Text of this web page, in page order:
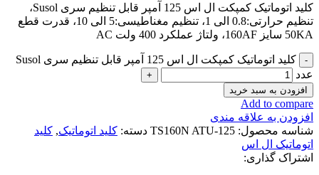
کلید اتوماتیک کمپکت ال اس 125 آمپر قابل تنظیم سری Susol،
تنظیم حرارتی:0.8 الی 1، تنظیم مغناطیسی:5 الی 10، قدرت قطع
50KA سایز 160AF، ولتاژ عملکرد 400 ولت AC
کلید اتوماتیک کمپکت ال اس 125 آمپر قابل تنظیم سری Susol
عدد
افزودن به سبد خرید
Add to compare
افزودن به علاقه مندی
شناسه محصول: TS160N ATU-125 دسته: کلید اتوماتیک, کلید
اتوماتیک ال اس
اشتراک گذاری: